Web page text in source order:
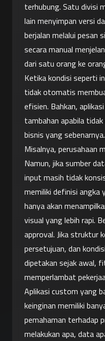
terhubung. Satu divisi
lain menyimpan versi
berjalan melalui pesan
secara manual
dari satu orang ke
Ketika kondisi seperti
tidak otomatis
efisien. Bahkan,
tambahan apabila
bisnis yang sebenarnya.
Misalnya, perusahaan
Namun, jika sumber
input masih tidak
memiliki definisi angka
hanya akan
visual yang lebih rapi.
approval. Jika struktur
persetujuan, dan
dipetakan sejak awal,
memperlambat
Aplikasi custom yang
keinginan memiliki
pemahaman terhadap
melakukan apa, data